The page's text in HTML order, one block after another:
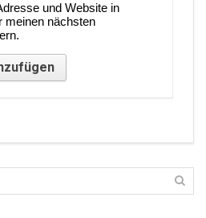
und Website in
meinen nächsten